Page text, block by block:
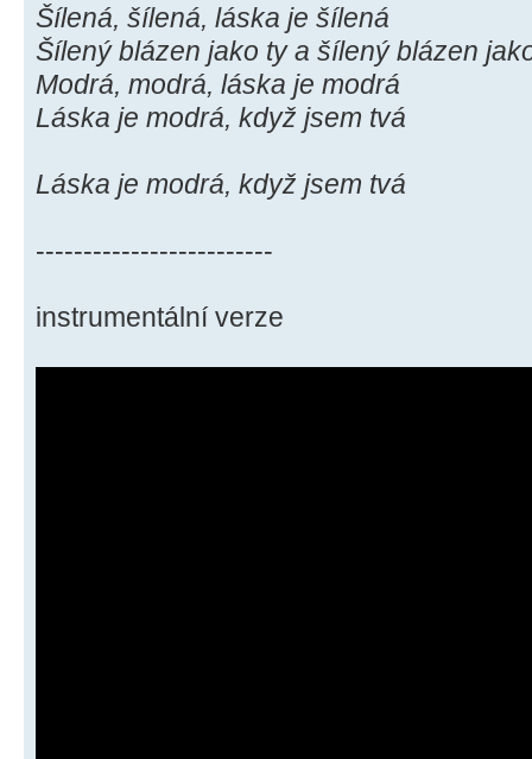
Šílená, šílená, láska je šílená
Šílený blázen jako ty a šílený blázen
Modrá, modrá, láska je modrá
Láska je modrá, když jsem tvá
Láska je modrá, když jsem tvá
-------------------------
instrumentální verze